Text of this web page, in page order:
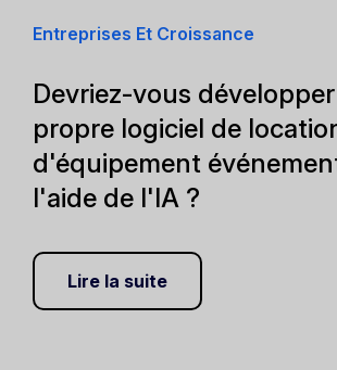
Entreprises Et Croissance
Devriez-vous
propre logiciel de
d'équipement
l'aide de l'IA ?
Lire la suite